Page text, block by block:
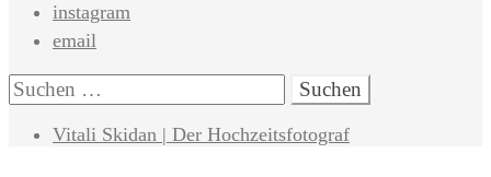
instagram
email
Search
Suchen
nach:
Vitali Skidan | Der Hochzeitsfotograf